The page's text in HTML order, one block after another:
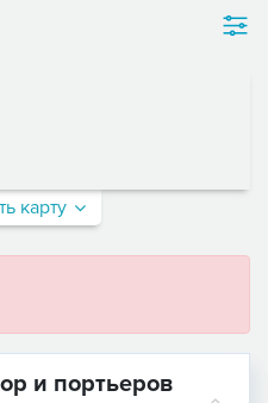
карту
и портьеров